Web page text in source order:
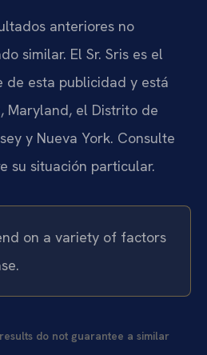
anteriores no
similar. El Sr. Sris es el
de esta publicidad y está
Maryland, el Distrito de
y Nueva York. Consulte
su situación particular.
on a variety of factors
do not guarantee a similar